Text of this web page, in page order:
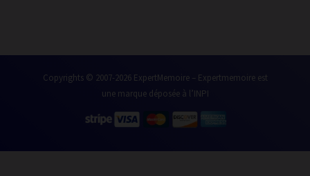
Copyrights © 2007-2026 ExpertMemoire – Expertmemoire est
une marque déposée à l’INPI